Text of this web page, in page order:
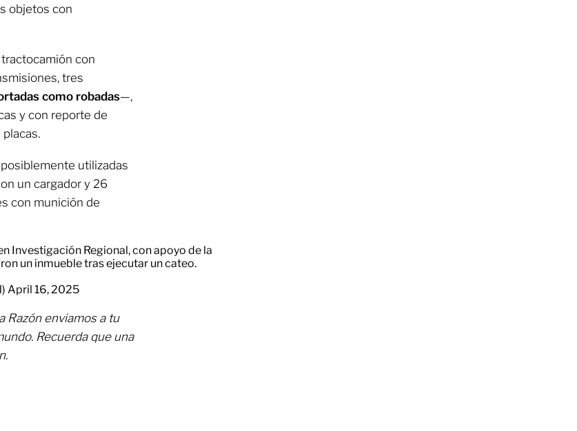
objetos con
con
tres
como robadas—,
y con reporte de
utilizadas
un cargador y 26
con munición de
Investigación Regional, con apoyo de la
un inmueble tras ejecutar un cateo.
April 16, 2025
Razón enviamos a tu
Recuerda que una